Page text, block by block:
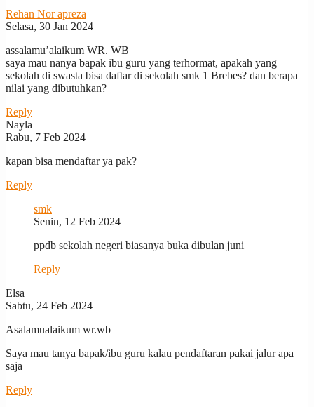
Rehan Nor apreza
Selasa, 30 Jan 2024
assalamu’alaikum WR. WB
saya mau nanya bapak ibu guru yang terhormat, apakah yang
sekolah di swasta bisa daftar di sekolah smk 1 Brebes? dan berapa
nilai yang dibutuhkan?
Reply
Nayla
Rabu, 7 Feb 2024
kapan bisa mendaftar ya pak?
Reply
smk
Senin, 12 Feb 2024
ppdb sekolah negeri biasanya buka dibulan juni
Reply
Elsa
Sabtu, 24 Feb 2024
Asalamualaikum wr.wb
Saya mau tanya bapak/ibu guru kalau pendaftaran pakai jalur apa
saja
Reply